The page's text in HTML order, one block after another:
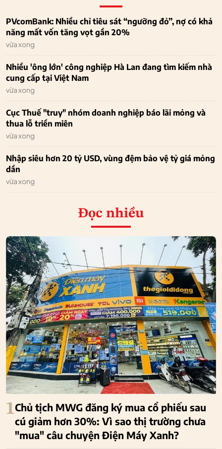
PVcomBank: Nhiều chỉ tiêu sát “ngưỡng đỏ”, nợ có khả
năng mất vốn tăng vọt gần 20%
vừa xong
Nhiều 'ông lớn' công nghiệp Hà Lan đang tìm kiếm nhà
cung cấp tại Việt Nam
vừa xong
Cục Thuế "truy" nhóm doanh nghiệp báo lãi mỏng và
thua lỗ triền miên
vừa xong
Nhập siêu hơn 20 tỷ USD, vùng đệm bảo vệ tỷ giá mỏng
dần
vừa xong
Đọc nhiều
1Chủ tịch MWG đăng ký mua cổ phiếu sau
cú giảm hơn 30%: Vì sao thị trường chưa
"mua" câu chuyện Điện Máy Xanh?